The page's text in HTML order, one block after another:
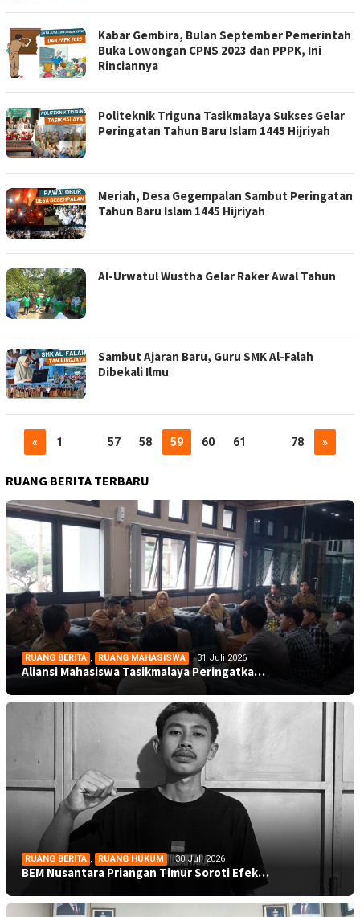
Kabar Gembira, Bulan September Pemerintah
Buka Lowongan CPNS 2023 dan PPPK, Ini
Rinciannya
Politeknik Triguna Tasikmalaya Sukses Gelar
Peringatan Tahun Baru Islam 1445 Hijriyah
Meriah, Desa Gegempalan Sambut Peringatan
Tahun Baru Islam 1445 Hijriyah
Al-Urwatul Wustha Gelar Raker Awal Tahun
Sambut Ajaran Baru, Guru SMK Al-Falah
Dibekali Ilmu
« 1 57 58 59 60 61 78 »
RUANG BERITA TERBARU
RUANG BERITA RUANG MAHASISWA 31 Juli 2026
Aliansi Mahasiswa Tasikmalaya Peringatka…
RUANG BERITA , RUANG HUKUM 30 Juli 2026
BEM Nusantara Priangan Timur Soroti Efek…